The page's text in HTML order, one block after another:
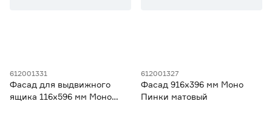
612001331
Фасад для выдвижного
ящика 116х596 мм Моно
612001327
Фасад 916х396 мм Моно
Пинки матовый